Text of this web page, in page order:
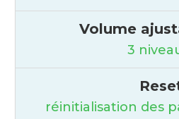
Volume
3
réinitialisation des